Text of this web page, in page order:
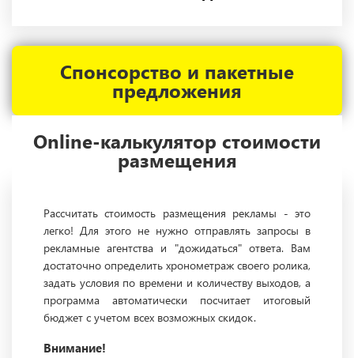
Online-калькулятор стоимости
размещения
Спонсорство и пакетные
предложения
Рассчитать стоимость размещения рекламы - это
легко! Для этого не нужно отправлять запросы в
рекламные агентства и "дожидаться" ответа. Вам
достаточно определить хронометраж своего ролика,
задать условия по времени и количеству выходов, а
программа автоматически посчитает итоговый
бюджет с учетом всех возможных скидок.
Внимание!